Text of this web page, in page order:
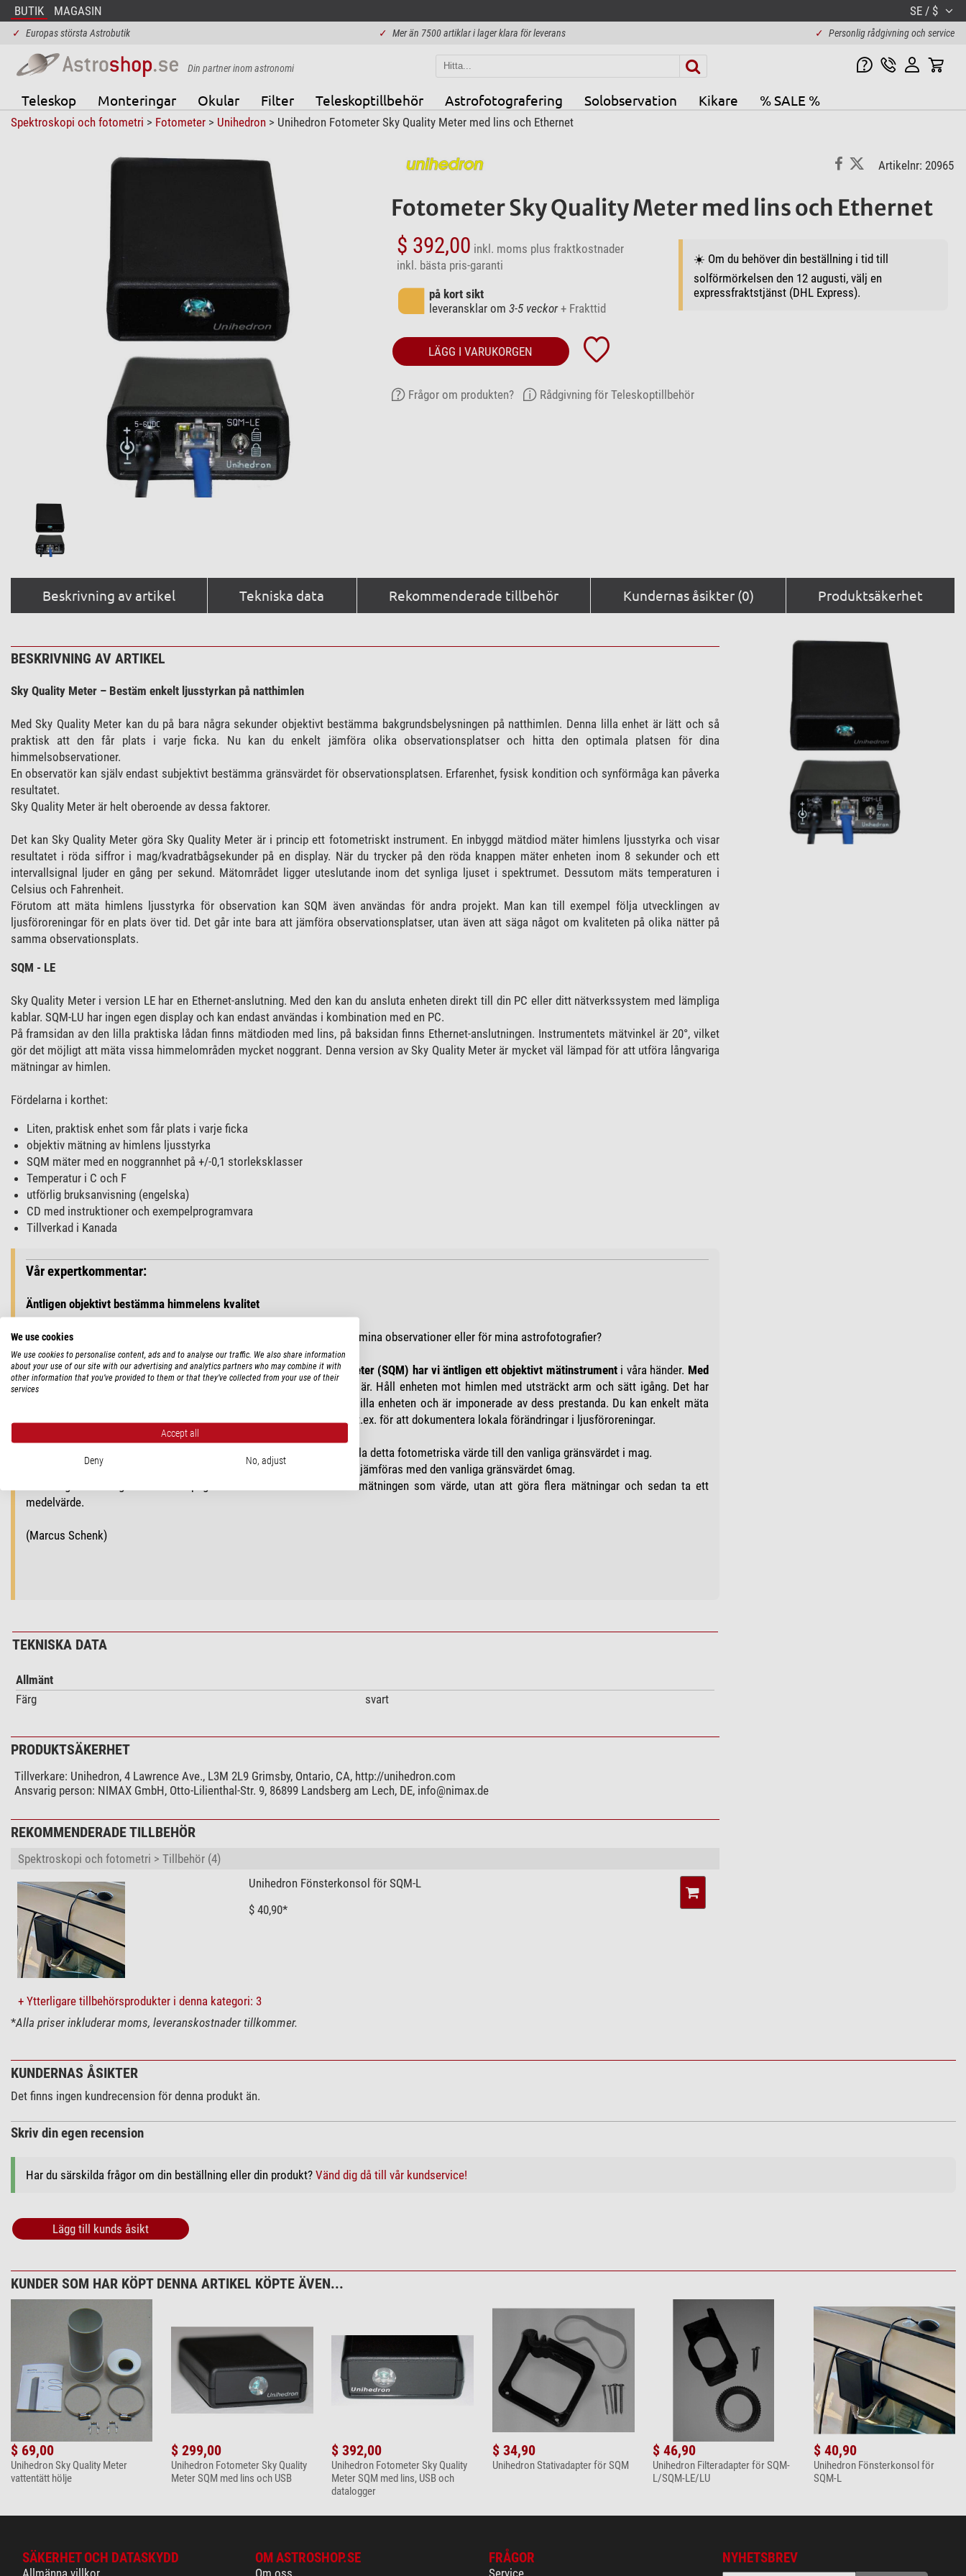
BUTIK MAGASIN SE / $
✓ Europas största Astrobutik ✓ Mer än 7500 artiklar i lager klara för leverans ✓ Personlig rådgivning och service
Din partner inom astronomi
Teleskop Monteringar Okular Filter Teleskoptillbehör Astrofotografering Solobservation Kikare % SALE %
Spektroskopi och fotometri > Fotometer> Unihedron> Unihedron Fotometer Sky Quality Meter med lins och Ethernet
Artikelnr: 20965
Fotometer Sky Quality Meter med lins och Ethernet
$ 392,00 inkl. moms plus fraktkostnader
inkl. bästa pris-garanti
på kort sikt
leveransklar om 3-5 veckor + Frakttid
☀️ Om du behöver din beställning i tid till
solförmörkelsen den 12 augusti, välj en
expressfraktstjänst (DHL Express).
LÄGG I VARUKORGEN
Frågor om produkten? Rådgivning för Teleskoptillbehör
Beskrivning av artikel Tekniska data Rekommenderade tillbehör Kundernas åsikter (0) Produktsäkerhet
BESKRIVNING AV ARTIKEL
Sky Quality Meter – Bestäm enkelt ljusstyrkan på natthimlen
Med Sky Quality Meter kan du på bara några sekunder objektivt bestämma bakgrundsbelysningen på natthimlen. Denna lilla enhet är lätt och så
praktisk att den får plats i varje ficka. Nu kan du enkelt jämföra olika observationsplatser och hitta den optimala platsen för dina
himmelsobservationer.
En observatör kan själv endast subjektivt bestämma gränsvärdet för observationsplatsen. Erfarenhet, fysisk kondition och synförmåga kan påverka
resultatet.
Sky Quality Meter är helt oberoende av dessa faktorer.
Det kan Sky Quality Meter göra Sky Quality Meter är i princip ett fotometriskt instrument. En inbyggd mätdiod mäter himlens ljusstyrka och visar
resultatet i röda siffror i mag/kvadratbågsekunder på en display. När du trycker på den röda knappen mäter enheten inom 8 sekunder och ett
intervallsignal ljuder en gång per sekund. Mätområdet ligger uteslutande inom det synliga ljuset i spektrumet. Dessutom mäts temperaturen i
Celsius och Fahrenheit.
Förutom att mäta himlens ljusstyrka för observation kan SQM även användas för andra projekt. Man kan till exempel följa utvecklingen av
ljusföroreningar för en plats över tid. Det går inte bara att jämföra observationsplatser, utan även att säga något om kvaliteten på olika nätter på
samma observationsplats.
SQM - LE
Sky Quality Meter i version LE har en Ethernet-anslutning. Med den kan du ansluta enheten direkt till din PC eller ditt nätverkssystem med lämpliga
kablar. SQM-LU har ingen egen display och kan endast användas i kombination med en PC.
På framsidan av den lilla praktiska lådan finns mätdioden med lins, på baksidan finns Ethernet-anslutningen. Instrumentets mätvinkel är 20°, vilket
gör det möjligt att mäta vissa himmelområden mycket noggrant. Denna version av Sky Quality Meter är mycket väl lämpad för att utföra långvariga
mätningar av himlen.
Fördelarna i korthet:
Liten, praktisk enhet som får plats i varje ficka
objektiv mätning av himlens ljusstyrka
SQM mäter med en noggrannhet på +/-0,1 storleksklasser
Temperatur i C och F
utförlig bruksanvisning (engelska)
CD med instruktioner och exempelprogramvara
Tillverkad i Kanada
Vår expertkommentar:
Äntligen objektivt bestämma himmelens kvalitet
Vilken observationsplats ska man välja? Var är det särskilt mörkt för mina observationer eller för mina astrofotografier?
Det är en viktig fråga för oss amatörastronomer. MedSky Quality Meter (SQM) har vi äntligen ett objektivt mätinstrumenti våra händer. Med
ett knapptryck
kan du på cirka 8 sekunder
avgöra hur mörk himlen är. Håll enheten mot himlen med utsträckt arm och sätt igång. Det har
aldrig varit enklare att bestämma gränsstorleken. Vi har testat den lilla enheten och är imponerade av dess prestanda. Du kan enkelt mäta
himlens ljusstyrka för eget bruk, men också använda den för projekt, t.ex. för att dokumentera lokala förändringar i ljusföroreningar.
SQM mäter i mag/kvadratbågsekund (MPSAS). Du kan också omvandla detta fotometriska värde till den vanliga gränsvärdet i mag.
Vid ett värde på cirka 20,8 har man en mycket mörk himmel, som kan jämföras med den vanliga gränsvärdet 6mag.
När du gör mätningar är det lämpligt att inte använda den första mätningen som värde, utan att göra flera mätningar och sedan ta ett
medelvärde.
(Marcus Schenk)
TEKNISKA DATA
Allmänt
Färg
svart
PRODUKTSÄKERHET
Tillverkare: Unihedron, 4 Lawrence Ave., L3M 2L9 Grimsby, Ontario, CA, http://unihedron.com
Ansvarig person: NIMAX GmbH, Otto-Lilienthal-Str. 9, 86899 Landsberg am Lech, DE, info@nimax.de
REKOMMENDERADE TILLBEHÖR
Spektroskopi och fotometri > Tillbehör (4)
Unihedron Fönsterkonsol för SQM-L
$ 40,90*
+ Ytterligare tillbehörsprodukter i denna kategori: 3
*Alla priser inkluderar moms, leveranskostnader tillkommer.
KUNDERNAS ÅSIKTER
Det finns ingen kundrecension för denna produkt än.
Skriv din egen recension
Har du särskilda frågor om din beställning eller din produkt? Vänd dig då till vår kundservice!
Lägg till kunds åsikt
KUNDER SOM HAR KÖPT DENNA ARTIKEL KÖPTE ÄVEN...
$ 69,00
Unihedron Sky Quality Meter
vattentätt hölje
$ 299,00
Unihedron Fotometer Sky Quality
Meter SQM med lins och USB
$ 392,00
Unihedron Fotometer Sky Quality
Meter SQM med lins, USB och
datalogger
$ 34,90
Unihedron Stativadapter för SQM
$ 46,90
Unihedron Filteradapter för SQM-
L/SQM-LE/LU
$ 40,90
Unihedron Fönsterkonsol för
SQM-L
SÄKERHET OCH DATASKYDD
Allmänna villkor
OM ASTROSHOP.SE
Om oss
FRÅGOR
Service
NYHETSBREV
We use cookies
We use cookies to personalise content, ads and to analyse our traffic. We also share information
about your use of our site with our advertising and analytics partners who may combine it with
other information that you’ve provided to them or that they’ve collected from your use of their
services
Accept all
Deny No, adjust